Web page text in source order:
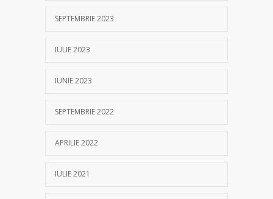
SEPTEMBRIE 2023
IULIE 2023
IUNIE 2023
SEPTEMBRIE 2022
APRILIE 2022
IULIE 2021